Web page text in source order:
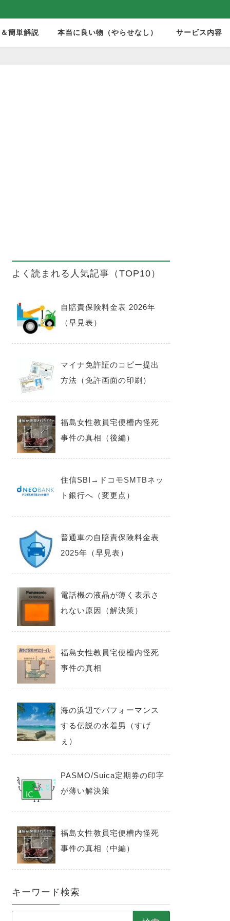
簡単解説 本当に良い物（やらせなし） サービス内容
よく読まれる人気記事（TOP10）
自賠責保険料金表 2026年
（早見表）
マイナ免許証のコピー提出
方法（免許画面の印刷）
福島女性教員宅便槽内怪死
事件の真相（後編）
住信SBI→ドコモSMTBネッ
ト銀行へ（変更点）
普通車の自賠責保険料金表
2025年（早見表）
電話機の液晶が薄く表示さ
れない原因（解決策）
福島女性教員宅便槽内怪死
事件の真相
海の浜辺でパフォーマンス
する伝説の水着男（すげ
ぇ）
PASMO/Suica定期券の印字
が薄い解決策
福島女性教員宅便槽内怪死
事件の真相（中編）
キーワード検索